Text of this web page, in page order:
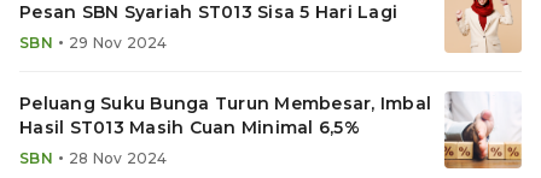
Pesan SBN Syariah ST013 Sisa 5 Hari Lagi
SBN • 29 Nov 2024
Peluang Suku Bunga Turun Membesar, Imbal
Hasil ST013 Masih Cuan Minimal 6,5%
SBN • 28 Nov 2024